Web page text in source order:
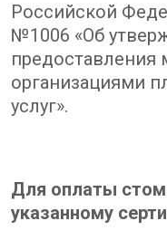
Российской
№1006 «Об
организациями
услуг».
Для оплаты
указанному